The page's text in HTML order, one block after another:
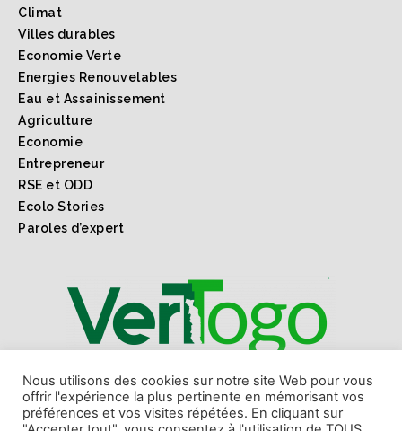
Climat
Villes durables
Economie Verte
Energies Renouvelables
Eau et Assainissement
Agriculture
Economie
Entrepreneur
RSE et ODD
Ecolo Stories
Paroles d’expert
1er webmagazine sur l'environnement l'économie verte
et les ODD au Togo et en Afrique.
Nous utilisons des cookies sur notre site Web pour vous
offrir l'expérience la plus pertinente en mémorisant vos
préférences et vos visites répétées. En cliquant sur